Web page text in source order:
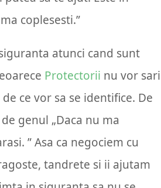
coplesesti.”
atunci cand sunt
Protectorii nu vor sari
ce vor sa se identifice. De
genul „Daca nu ma
” Asa ca negociem cu
tandrete si ii ajutam